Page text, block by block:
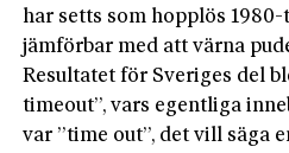
har setts som hopplös
jämförbar med att värna
Resultatet för Sveriges del
timeout”, vars egentliga
var ”time out”, det vill säga